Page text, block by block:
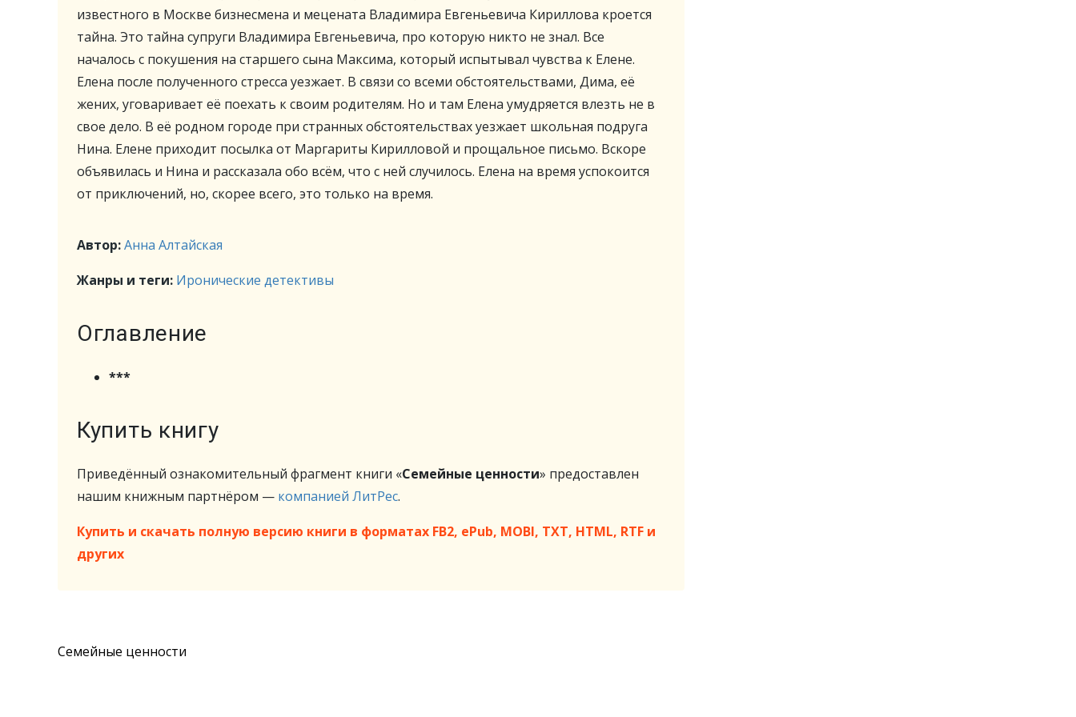
известного в Москве бизнесмена и мецената Владимира Евгеньевича Кириллова кроется
тайна. Это тайна супруги Владимира Евгеньевича, про которую никто не знал. Все
началось с покушения на старшего сына Максима, который испытывал чувства к Елене.
Елена после полученного стресса уезжает. В связи со всеми обстоятельствами, Дима, её
жених, уговаривает её поехать к своим родителям. Но и там Елена умудряется влезть не в
свое дело. В её родном городе при странных обстоятельствах уезжает школьная подруга
Нина. Елене приходит посылка от Маргариты Кирилловой и прощальное письмо. Вскоре
объявилась и Нина и рассказала обо всём, что с ней случилось. Елена на время успокоится
от приключений, но, скорее всего, это только на время.
Автор:Анна Алтайская
Жанры и теги: Иронические детективы
Оглавление
***
Купить книгу
Приведённый ознакомительный фрагмент книги «Семейные ценности» предоставлен
нашим книжным партнёром — компанией ЛитРес.
Купить и скачать полную версию книги в форматах FB2, ePub, MOBI, TXT, HTML, RTF и
других
Семейные ценности